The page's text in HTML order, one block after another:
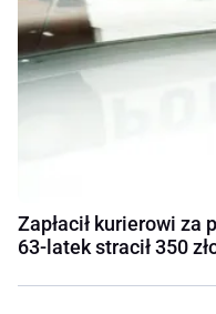
Zapłacił kurierowi za
63-latek stracił 350